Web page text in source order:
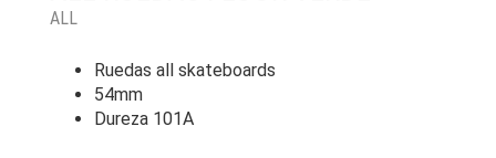
ALL
Ruedas all skateboards
54mm
Dureza 101A